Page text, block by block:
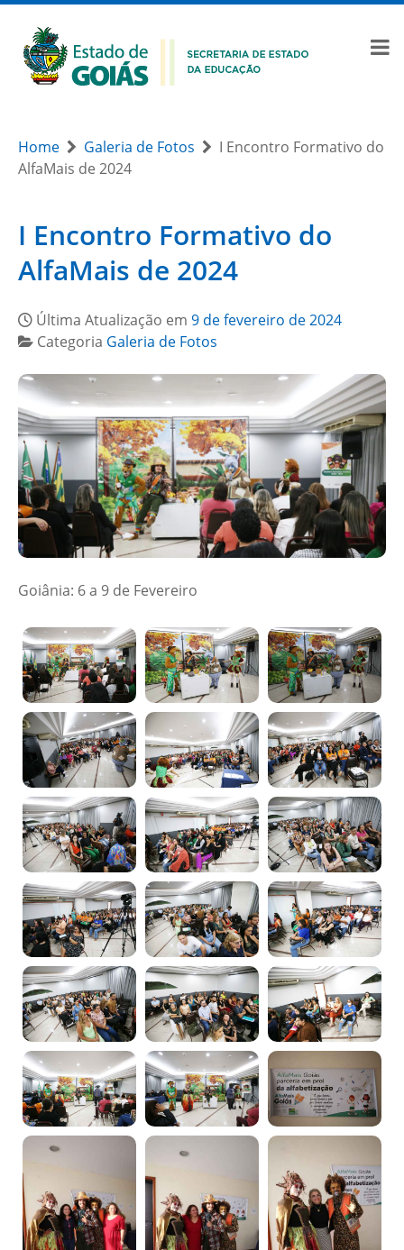
Home Galeria de Fotos
I Encontro Formativo do
AlfaMais de 2024
I Encontro Formativo do
AlfaMais de 2024
Última Atualização em 9 de fevereiro de 2024
Categoria Galeria de Fotos
Goiânia: 6 a 9 de Fevereiro